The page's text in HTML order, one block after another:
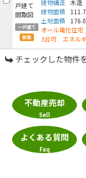
一戸建て
新築
建物構造 木造
建物面積
土地面積
オール電化住
3台可 エネル
チェックした物件
不動産売却
Sell
よくある質問
Faq